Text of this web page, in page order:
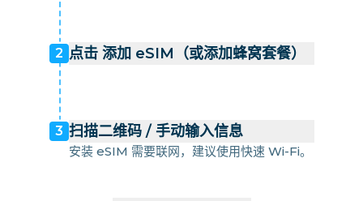
2 点击 添加 eSIM（或添加蜂窝套餐）
3 扫描二维码 / 手动输入信息
安装 eSIM 需要联网，建议使用快速 Wi-Fi。